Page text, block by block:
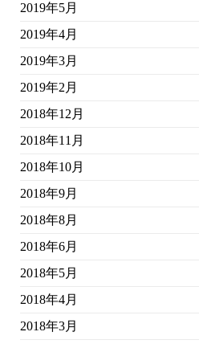
2019年5月
2019年4月
2019年3月
2019年2月
2018年12月
2018年11月
2018年10月
2018年9月
2018年8月
2018年6月
2018年5月
2018年4月
2018年3月